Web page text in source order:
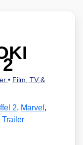
• Film, TV &
2, Marvel ,
Trailer